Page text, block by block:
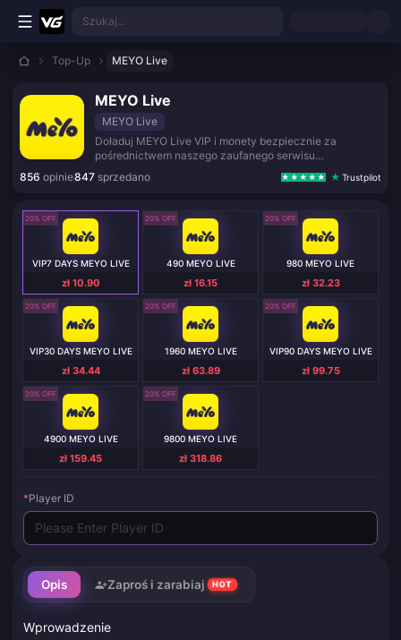
Przejdź do głównej treści
Szukaj...
Top-Up MEYO Live
MEYO Live
MEYO Live
Doładuj MEYO Live VIP i monety bezpiecznie za
pośrednictwem naszego zaufanego serwisu
zewnętrznego.
856 opinie847 sprzedano Trustpilot
Opis Zaproś i zarabiaj HOT
Wprowadzenie
20% OFF
VIP7 DAYS MEYO LIVE
zł 10.90
20% OFF
490 MEYO LIVE
zł 16.15
20% OFF
980 MEYO LIVE
zł 32.23
20% OFF
VIP30 DAYS MEYO LIVE
zł 34.44
20% OFF
1960 MEYO LIVE
zł 63.89
20% OFF
VIP90 DAYS MEYO LIVE
zł 99.75
20% OFF
4900 MEYO LIVE
zł 159.45
20% OFF
9800 MEYO LIVE
zł 318.86
*Player ID